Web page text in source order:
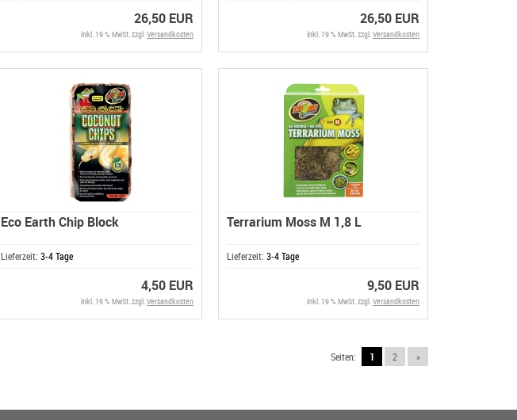
26,50 EUR
inkl. 19 % MwSt. zzgl.Versandkosten
26,50 EUR
inkl. 19 % MwSt. zzgl.Versandkosten
Eco Earth Chip Block
Lieferzeit: 3-4 Tage
4,50 EUR
inkl. 19 % MwSt. zzgl.Versandkosten
Terrarium Moss M 1,8 L
Lieferzeit: 3-4 Tage
9,50 EUR
inkl. 19 % MwSt. zzgl.Versandkosten
Seiten: 1 2 »